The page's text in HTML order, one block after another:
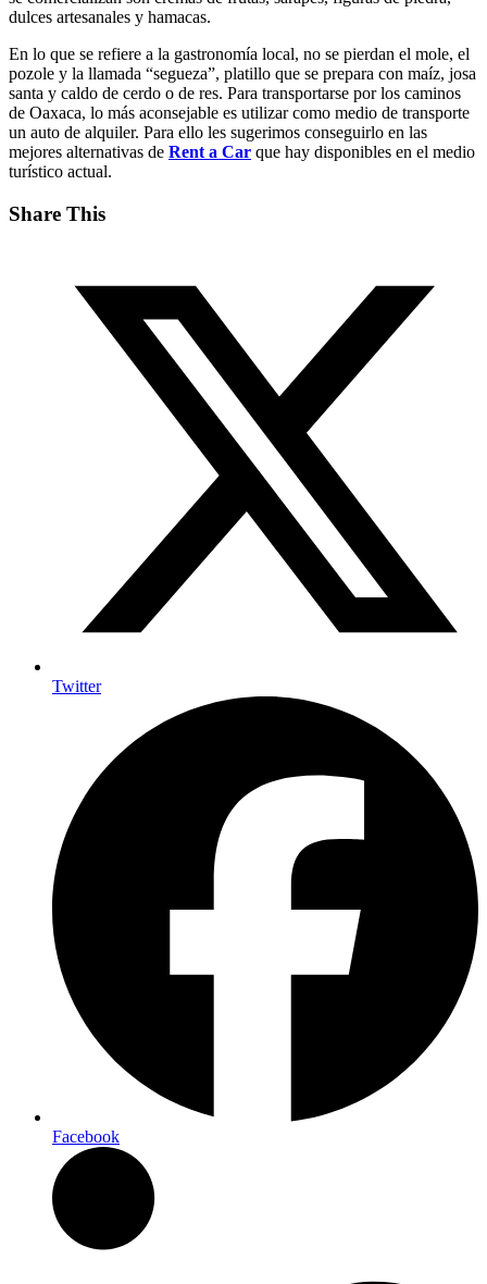
dulces artesanales y hamacas.
En lo que se refiere a la gastronomía local, no se pierdan el mole, el
pozole y la llamada “segueza”, platillo que se prepara con maíz, josa
santa y caldo de cerdo o de res. Para transportarse por los caminos
de Oaxaca, lo más aconsejable es utilizar como medio de transporte
un auto de alquiler. Para ello les sugerimos conseguirlo en las
mejores alternativas de Rent a Car que hay disponibles en el medio
turístico actual.
Share This
Twitter
Facebook